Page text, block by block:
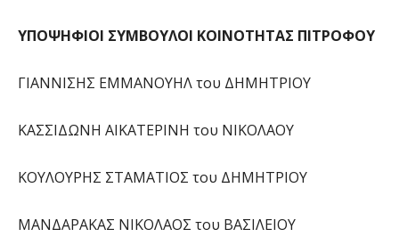
ΥΠΟΨΗΦΙΟΙ ΣΥΜΒΟΥΛΟΙ ΚΟΙΝΟΤΗΤΑΣ ΠΙΤΡΟΦΟΥ
ΓΙΑΝΝΙΣΗΣ ΕΜΜΑΝΟΥΗΛ του ΔΗΜΗΤΡΙΟΥ
ΚΑΣΣΙΔΩΝΗ ΑΙΚΑΤΕΡΙΝΗ του ΝΙΚΟΛΑΟΥ
ΚΟΥΛΟΥΡΗΣ ΣΤΑΜΑΤΙΟΣ του ΔΗΜΗΤΡΙΟΥ
ΜΑΝΔΑΡΑΚΑΣ ΝΙΚΟΛΑΟΣ του ΒΑΣΙΛΕΙΟΥ